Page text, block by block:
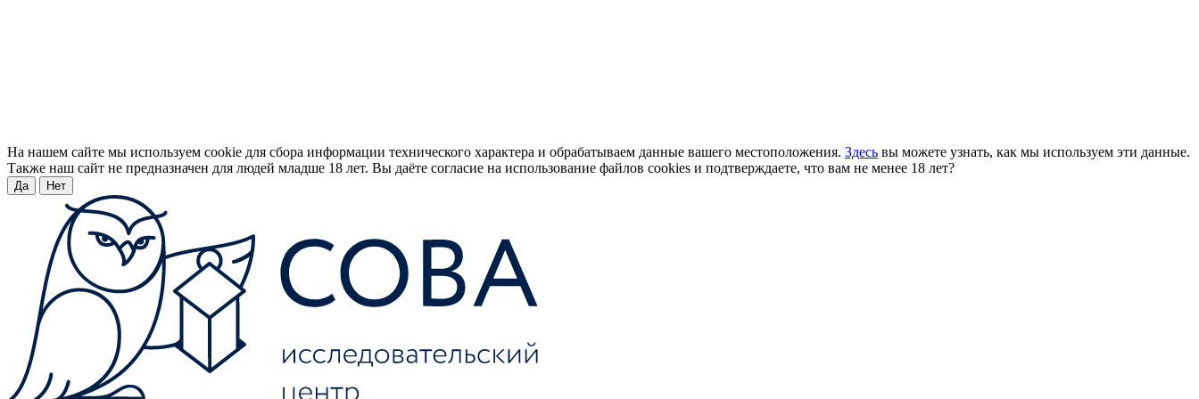
На нашем сайте мы используем cookie для сбора информации технического характера и обрабатываем данные вашего местоположения. Здесь вы можете узнать, как мы используем эти данные.
Также наш сайт не предназначен для людей младше 18 лет. Вы даёте согласие на использование файлов cookies и подтверждаете, что вам не менее 18 лет?
Да Нет